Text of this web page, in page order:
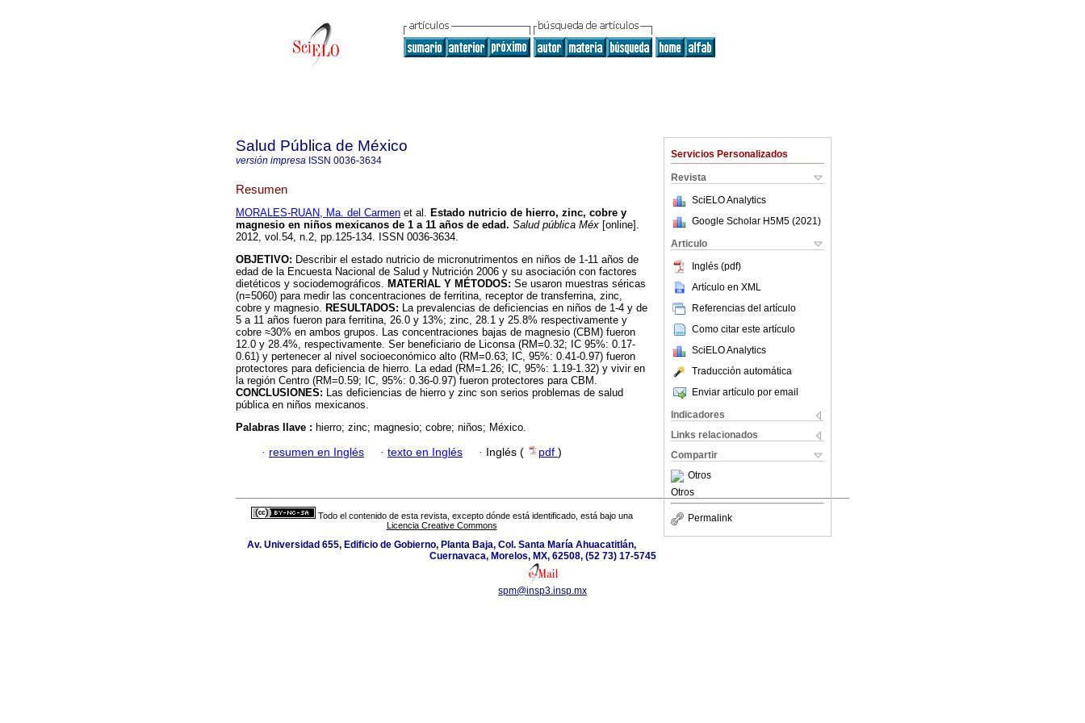
Servicios Personalizados
Revista
SciELO Analytics
Google Scholar H5M5 (2021 )
Articulo
Inglés (pdf)
Artículo en XML
Referencias del artículo
Como citar este artículo
SciELO Analytics
Traducción automática
Enviar artículo por email
Indicadores
Links relacionados
Compartir
Otros
Otros
Permalink
Salud Pública de México
versión impresa ISSN 0036-3634
Resumen
MORALES-RUAN, Ma. del Carmen et al. Estado nutricio de hierro, zinc, cobre y
magnesio en niños mexicanos de 1 a 11 años de edad. Salud pública Méx [online].
2012, vol.54, n.2, pp.125-134. ISSN 0036-3634.
OBJETIVO: Describir el estado nutricio de micronutrimentos en niños de 1-11 años de
edad de la Encuesta Nacional de Salud y Nutrición 2006 y su asociación con factores
dietéticos y sociodemográficos. MATERIAL Y MÉTODOS: Se usaron muestras séricas
(n=5060) para medir las concentraciones de ferritina, receptor de transferrina, zinc,
cobre y magnesio. RESULTADOS: La prevalencias de deficiencias en niños de 1-4 y de
5 a 11 años fueron para ferritina, 26.0 y 13%; zinc, 28.1 y 25.8% respectivamente y
cobre ≈30% en ambos grupos. Las concentraciones bajas de magnesio (CBM) fueron
12.0 y 28.4%, respectivamente. Ser beneficiario de Liconsa (RM=0.32; IC 95%: 0.17-
0.61) y pertenecer al nivel socioeconómico alto (RM=0.63; IC, 95%: 0.41-0.97) fueron
protectores para deficiencia de hierro. La edad (RM=1.26; IC, 95%: 1.19-1.32) y vivir en
la región Centro (RM=0.59; IC, 95%: 0.36-0.97) fueron protectores para CBM.
CONCLUSIONES: Las deficiencias de hierro y zinc son serios problemas de salud
pública en niños mexicanos.
Palabras llave : hierro; zinc; magnesio; cobre; niños; México.
· resumen en Inglés · texto en Inglés · Inglés ( pdf )
Todo el contenido de esta revista, excepto dónde está identificado, está bajo una
Licencia Creative Commons
Av. Universidad 655, Edificio de Gobierno, Planta Baja, Col. Santa María Ahuacatitlán,
Cuernavaca, Morelos, MX, 62508, (52 73) 17-5745
spm@insp3.insp.mx